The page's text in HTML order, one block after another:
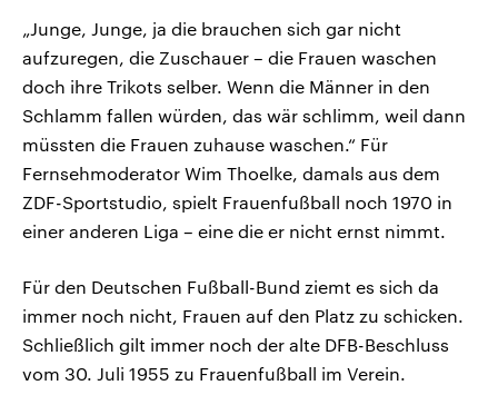
„Junge, Junge, ja die brauchen sich gar nicht
aufzuregen, die Zuschauer – die Frauen waschen
doch ihre Trikots selber. Wenn die Männer in den
Schlamm fallen würden, das wär schlimm, weil dann
müssten die Frauen zuhause waschen.“ Für
Fernsehmoderator Wim Thoelke, damals aus dem
ZDF-Sportstudio, spielt Frauenfußball noch 1970 in
einer anderen Liga – eine die er nicht ernst nimmt.
Für den Deutschen Fußball-Bund ziemt es sich da
immer noch nicht, Frauen auf den Platz zu schicken.
Schließlich gilt immer noch der alte DFB-Beschluss
vom 30. Juli 1955 zu Frauenfußball im Verein.